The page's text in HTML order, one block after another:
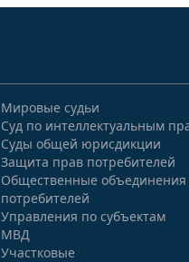
Мировые судьи
Суд по интеллектуальным
Суды общей юрисдикции
Защита прав потребителей
Общественные объединения
потребителей
Управления по субъектам
МВД
Участковые